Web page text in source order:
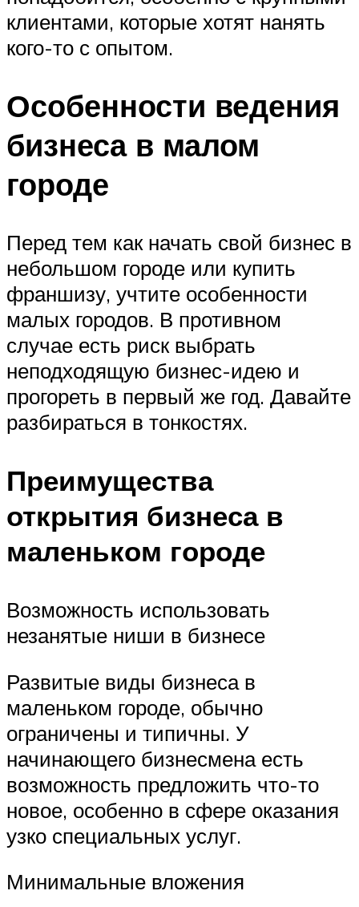
клиентами, которые хотят нанять
кого-то с опытом.
Особенности ведения
бизнеса в малом
городе
Перед тем как начать свой бизнес в
небольшом городе или купить
франшизу, учтите особенности
малых городов. В противном
случае есть риск выбрать
неподходящую бизнес-идею и
прогореть в первый же год. Давайте
разбираться в тонкостях.
Преимущества
открытия бизнеса в
маленьком городе
Возможность использовать
незанятые ниши в бизнесе
Развитые виды бизнеса в
маленьком городе, обычно
ограничены и типичны. У
начинающего бизнесмена есть
возможность предложить что-то
новое, особенно в сфере оказания
узко специальных услуг.
Минимальные вложения